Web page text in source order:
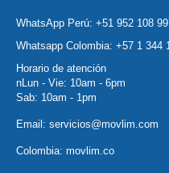
WhatsApp Perú: +51 952 108
Whatsapp Colombia: +57 1 344
Horario de atención
nLun - Vie: 10am - 6pm
Sab: 10am - 1pm
Email: servicios@movlim.com
Colombia: movlim.co